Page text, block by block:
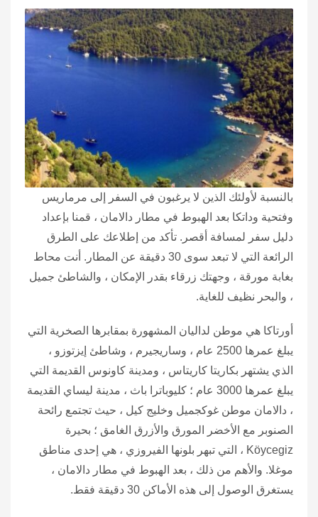
بالنسبة لأولئك الذين لا يرغبون في السفر إلى مرماريس
وفتحية وداتكا بعد الهبوط في مطار دالامان ، قمنا بإعداد
دليل سفر لمسافة أقصر. تأكد من إطلاعك على الطرق
الرائعة التي لا تبعد سوى 30 دقيقة عن المطار. أنت محاط
بغابة مورقة ، وجهتك زرقاء بقدر الإمكان ، والشاطئ جميل
، والبحر نظيف للغاية.
أورتاكا هي موطن لداليان المشهورة بمقابرها الصخرية التي
يبلغ عمرها 2500 عام ، وساريجيرم ، وشاطئ إيزتوزو ،
الذي يشتهر بكاريتا كاريتاس ، ومدينة كاونوس القديمة التي
يبلغ عمرها 3000 عام ؛ كليوباترا باث ، مدينة ليساي القديمة
، دالامان موطن غوكجميل وخليج كيل ، حيث تجتمع رائحة
الصنوبر مع الأخضر المورق والأزرق الغامق ؛ بحيرة
Köycegiz ، التي تبهر بلونها الفيروزي ، هي إحدى مناطق
موغلا. والأهم من ذلك ، بعد الهبوط في مطار دالامان ،
يستغرق الوصول إلى هذه الأماكن 30 دقيقة فقط.